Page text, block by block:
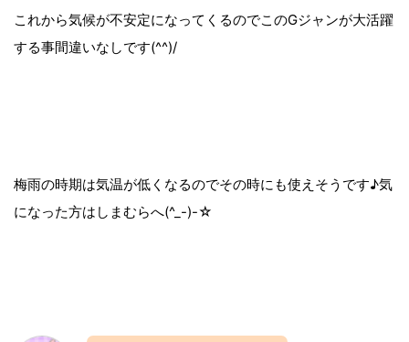
これから気候が不安定になってくるのでこのGジャンが大活躍
する事間違いなしです(^^)/
梅雨の時期は気温が低くなるのでその時にも使えそうです♪気
になった方はしまむらへ(^_-)-☆